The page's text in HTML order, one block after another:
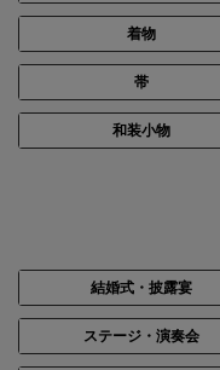
着物
帯
和装小物
結婚式・披露宴
ステージ・演奏会